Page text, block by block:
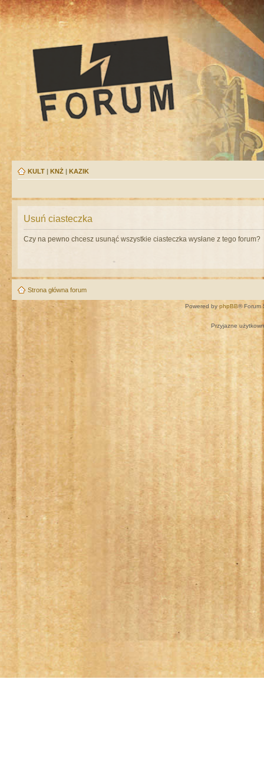
KULT | KNŻ | KAZIK
Usuń ciasteczka
Czy na pewno chcesz usunąć wszystkie ciasteczka wysłane z tego forum?
Strona główna forum
Powered by phpBB® Forum
Przyjazne